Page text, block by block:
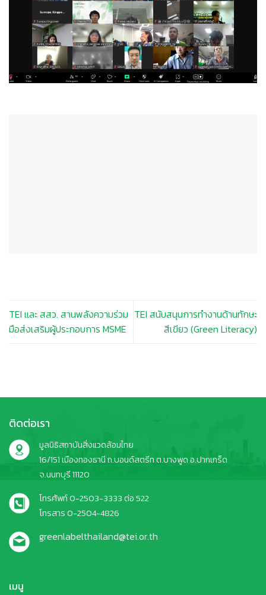
TEI และ สสว. สานพลังความร่วม
มือส่งเสริมผู้ประกอบการ MSME
TEI สนับสนุนการทำงานด้านทักษะ
สีเขียว (Green Literacy)
เมนู
ติดต่อเรา
มูลนิธิสถาบันสิ่งแวดล้อมไทย
16/151 เมืองทองธานี ถ.บอนด์สตรีท ต.บางพูด อ.ปากเกร็ด
จ.นนทบุรี 11120
โทรศัพท์ 0-2503-3333 ต่อ 522
โทรสาร 0-2504-4826
greenlabelthailand@tei.or.th